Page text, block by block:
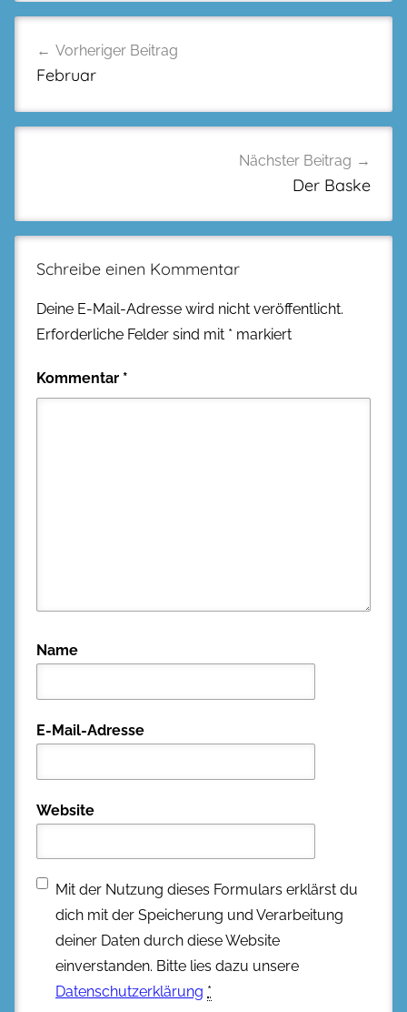
Vorheriger Beitrag
Februar
Nächster Beitrag
Der Baske
Schreibe einen Kommentar
Deine E-Mail-Adresse wird nicht veröffentlicht.
Erforderliche Felder sind mit * markiert
Kommentar *
Name
E-Mail-Adresse
Website
Mit der Nutzung dieses Formulars erklärst du
dich mit der Speicherung und Verarbeitung
deiner Daten durch diese Website
einverstanden. Bitte lies dazu unsere
Datenschutzerklärung *